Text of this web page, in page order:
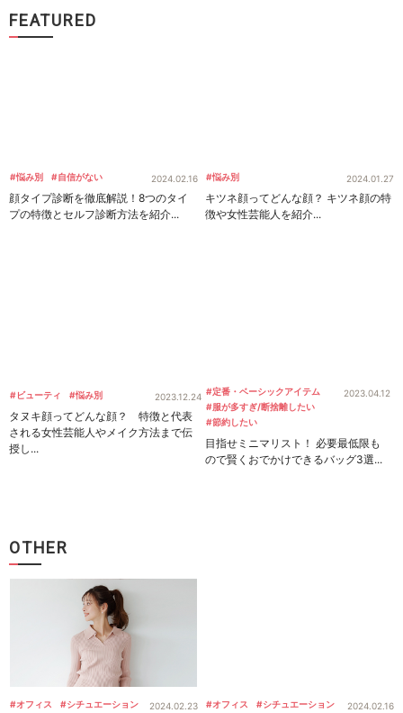
FEATURED
#悩み別 #自信がない 2024.02.16
顔タイプ診断を徹底解説！8つのタイ
プの特徴とセルフ診断方法を紹介...
#悩み別 2024.01.27
キツネ顔ってどんな顔？ キツネ顔の特
徴や女性芸能人を紹介...
#ビューティ #悩み別 2023.12.24
タヌキ顔ってどんな顔？ 特徴と代表
される女性芸能人やメイク方法まで伝
授し...
#定番・ベーシックアイテム
#服が多すぎ/断捨離したい
#節約したい
2023.04.12
目指せミニマリスト！ 必要最低限も
ので賢くおでかけできるバッグ3選...
OTHER
#オフィス
#シチュエーション
2024.02.23 #オフィス
#シチュエーション
2024.02.16